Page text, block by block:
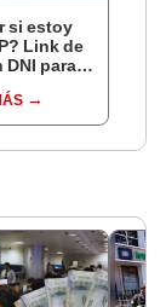
si estoy
Link de
para